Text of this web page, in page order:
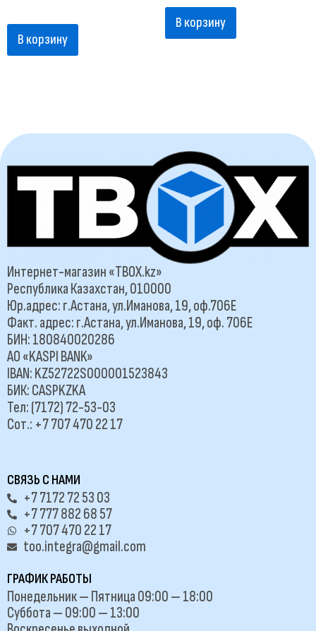
В корзину
В корзину
Интернет-магазин «TBOX.kz»
Республика Казахстан, 010000
Юр.адрес: г.Астана, ул.Иманова, 19, оф.706Е
Факт. адрес: г.Астана, ул.Иманова, 19, оф. 706Е
БИН: 180840020286
АО «KASPI BANK»
IBAN: KZ52722S000001523843
БИК: CASPKZKA
Тел: (7172) 72-53-03
Сот.: +7 707 470 22 17
СВЯЗЬ С НАМИ
+7 7172 72 53 03
+7 777 882 68 57
+7 707 470 22 17
too.integra@gmail.com
ГРАФИК РАБОТЫ
Понедельник — Пятница 09:00 — 18:00
Суббота — 09:00 — 13:00